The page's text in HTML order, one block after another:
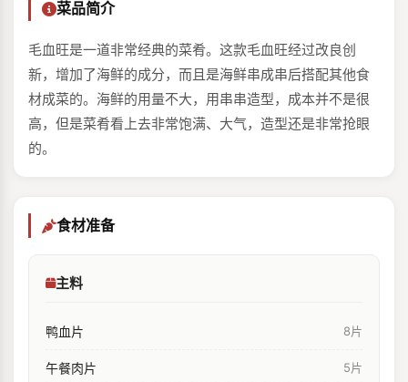
菜品简介
毛血旺是一道非常经典的菜肴。这款毛血旺经过改良创
新，增加了海鲜的成分，而且是海鲜串成串后搭配其他食
材成菜的。海鲜的用量不大，用串串造型，成本并不是很
高，但是菜肴看上去非常饱满、大气，造型还是非常抢眼
的。
食材准备
主料
鸭血片 8片
午餐肉片 5片